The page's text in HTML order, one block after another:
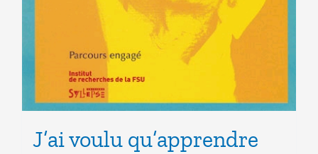
J’ai voulu qu’apprendre